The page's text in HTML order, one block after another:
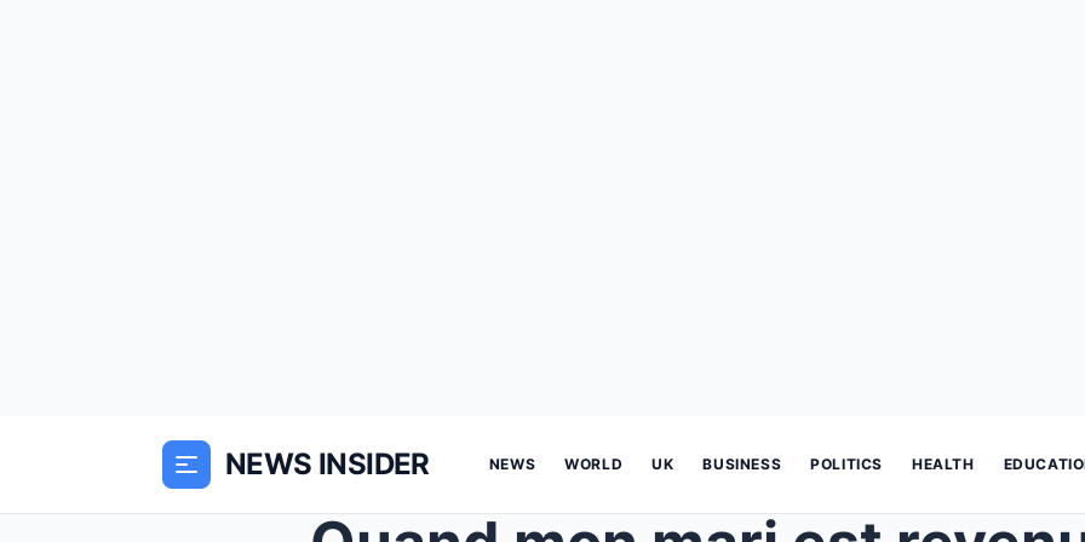
NEWS INSIDER NEWS WORLD UK BUSINESS POLITICS HEALTH